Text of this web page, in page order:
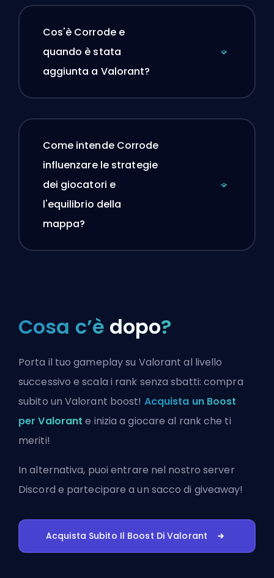
Cos'è Corrode e
quando è stata
aggiunta a Valorant?
Come intende Corrode
influenzare le strategie
dei giocatori e
l'equilibrio della
mappa?
Cosa c’è dopo?
Porta il tuo gameplay su Valorant al livello
successivo e scala i rank senza sbatti: compra
subito un Valorant boost! Acquista un Boost
per Valorant e inizia a giocare al rank che ti
meriti!
In alternativa, puoientrare nel nostro server
Discord e partecipare a un sacco di giveaway!
Acquista Subito Il Boost Di Valorant